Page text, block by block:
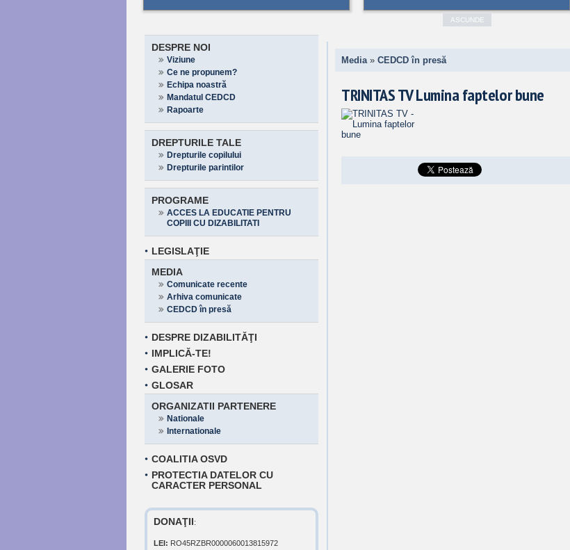
ASCUNDE
DESPRE NOI
Viziune
Ce ne propunem?
Echipa noastră
Mandatul CEDCD
Rapoarte
DREPTURILE TALE
Drepturile copilului
Drepturile parintilor
PROGRAME
ACCES LA EDUCATIE PENTRU
COPIII CU DIZABILITATI
LEGISLAŢIE
MEDIA
Comunicate recente
Arhiva comunicate
CEDCD în presă
DESPRE DIZABILITĂŢI
IMPLICĂ-TE!
GALERIE FOTO
GLOSAR
ORGANIZATII PARTENERE
Nationale
Internationale
COALITIA OSVD
PROTECTIA DATELOR CU
CARACTER PERSONAL
DONAŢII:
LEI: RO45RZBR0000060013815972
Media» CEDCD în presă
TRINITAS TV Lumina faptelor bune